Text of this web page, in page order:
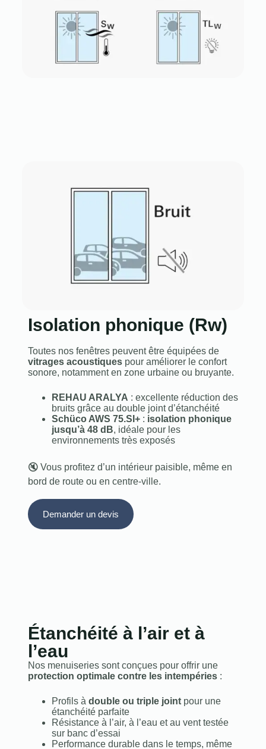
Isolation phonique (Rw)
Toutes nos fenêtres peuvent être équipées de
vitrages acoustiquespour améliorer le confort
sonore, notamment en zone urbaine ou bruyante.
REHAU ARALYA : excellente réduction des
bruits grâce au double joint d’étanchéité
Schüco AWS 75.SI+: isolation phonique
jusqu’à 48 dB, idéale pour les
environnements très exposés
🔇 Vous profitez d’un intérieur paisible, même en
bord de route ou en centre-ville.
Demander un devis
Étanchéité à l’air et à
l’eau
Nos menuiseries sont conçues pour offrir une
protection optimale contre les intempéries:
Profils à double ou triple jointpour une
étanchéité parfaite
Résistance à l’air, à l’eau et au vent testée
sur banc d’essai
Performance durable dans le temps, même